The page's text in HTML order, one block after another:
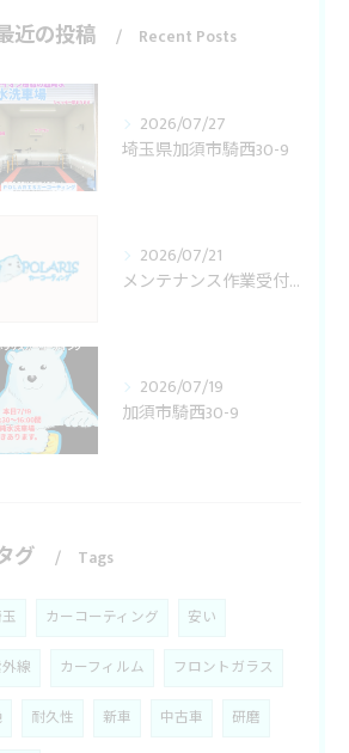
近の投稿 Recent Posts
2026/07/27
埼玉県加須市騎西30-9
2026/07/21
メンテナンス作業受付変更
2026/07/19
加須市騎西30-9
グ Tags
カーコーティング 安い
線 カーフィルム フロントガラス
耐久性 新車 中古車 研磨